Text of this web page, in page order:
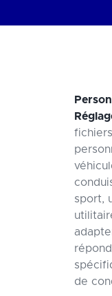
sport,
de